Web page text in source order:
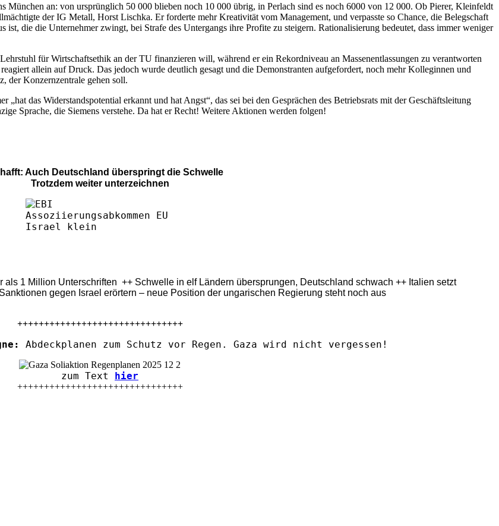
München an: von ursprünglich 50 000 blieben noch 10 000 übrig, in Perlach sind es noch 6000 von 12 000. Ob Pierer, Kleinfeldt
der IG Metall, Horst Lischka. Er forderte mehr Kreativität vom Management, und verpasste so Chance, die Belegschaft
ist, die die Unternehmer zwingt, bei Strafe des Untergangs ihre Profite zu steigern. Rationalisierung bedeutet, dass immer weniger
für Wirtschaftsethik an der TU finanzieren will, während er ein Rekordniveau an Massenentlassungen zu verantworten
allein auf Druck. Das jedoch wurde deutlich gesagt und die Demonstranten aufgefordert, noch mehr Kolleginnen und
der Konzernzentrale gehen soll.
das Widerstandspotential erkannt und hat Angst“, das sei bei den Gesprächen des Betriebsrats mit der Geschäftsleitung
Sprache, die Siemens verstehe. Da hat er Recht! Weitere Aktionen werden folgen!
Auch Deutschland überspringt die Schwelle
Trotzdem weiter unterzeichnen
1 Million Unterschriften ++ Schwelle in elf Ländern übersprungen, Deutschland schwach ++ Italien setzt
gegen Israel erörtern – neue Position der ungarischen Regierung steht noch aus
+++++++++++++++++++++++++++++++
Abdeckplanen zum Schutz vor Regen. Gaza wird nicht vergessen!
zum Text hier
+++++++++++++++++++++++++++++++